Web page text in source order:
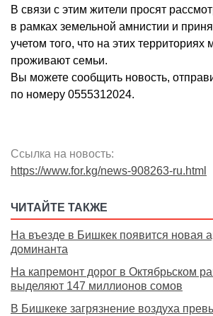
В связи с этим жители просят
в рамках земельной амнистии и
учетом того, что на этих территориях
проживают семьи.
Вы можете сообщить новость,
по номеру 0555312024.
Ссылка на новость:
https://www.for.kg/news-908263-ru.html
ЧИТАЙТЕ ТАКЖЕ
На въезде в Бишкек появится новая
доминанта
На капремонт дорог в Октябрьском
выделяют 147 миллионов сомов
В Бишкеке загрязнение воздуха